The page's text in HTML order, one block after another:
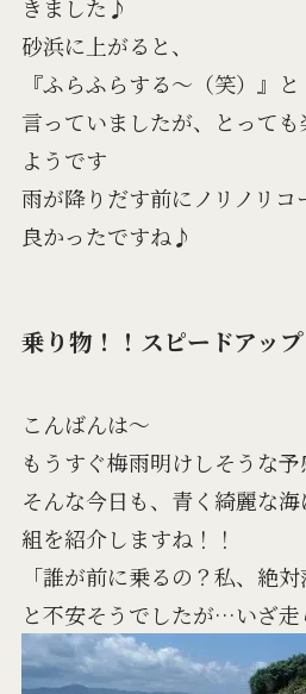
きました♪
砂浜に上がると、
『ふらふらする～（笑）』と
言っていましたが、とって
ようです
雨が降りだす前にノリノリコ
良かったですね♪
乗り物！！スピードアップ
こんばんは～
もうすぐ梅雨明けしそうな予
そんな今日も、青く綺麗な
組を紹介しますね！！
「誰が前に乗るの？私、絶対
と不安そうでしたが…いざ